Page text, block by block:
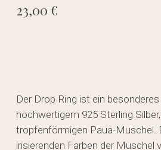
23,00 €
Der Drop Ring ist ein
hochwertigem 925 Sterling
tropfenförmigen Paua-Muschel.
irisierenden Farben der Muschel